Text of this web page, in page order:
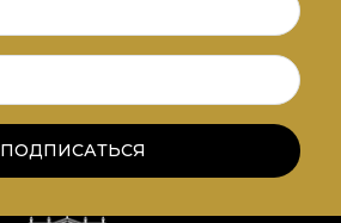
ПОДПИСАТЬСЯ